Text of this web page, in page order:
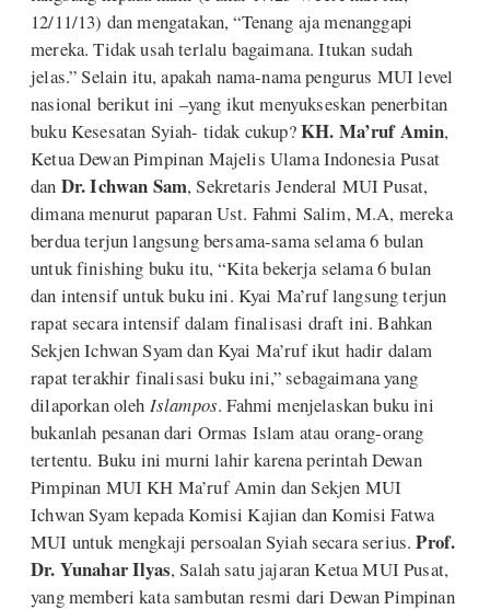
12/11/13) dan mengatakan, “Tenang aja menanggapi
mereka. Tidak usah terlalu bagaimana. Itukan sudah
jelas.” Selain itu, apakah nama-nama pengurus MUI level
nasional berikut ini –yang ikut menyukseskan penerbitan
buku Kesesatan Syiah- tidak cukup?KH. Ma’ruf Amin,
Ketua Dewan Pimpinan Majelis Ulama Indonesia Pusat
dan Dr. Ichwan Sam, Sekretaris Jenderal MUI Pusat,
dimana menurut paparan Ust. Fahmi Salim, M.A, mereka
berdua terjun langsung bersama-sama selama 6 bulan
untuk finishing buku itu, “Kita bekerja selama 6 bulan
dan intensif untuk buku ini. Kyai Ma’ruf langsung terjun
rapat secara intensif dalam finalisasi draft ini. Bahkan
Sekjen Ichwan Syam dan Kyai Ma’ruf ikut hadir dalam
rapat terakhir finalisasi buku ini,” sebagaimana yang
dilaporkan oleh Islampos. Fahmi menjelaskan buku ini
bukanlah pesanan dari Ormas Islam atau orang-orang
tertentu. Buku ini murni lahir karena perintah Dewan
Pimpinan MUI KH Ma’ruf Amin dan Sekjen MUI
Ichwan Syam kepada Komisi Kajian dan Komisi Fatwa
MUI untuk mengkaji persoalan Syiah secara serius.Prof.
Dr. Yunahar Ilyas, Salah satu jajaran Ketua MUI Pusat,
yang memberi kata sambutan resmi dari Dewan Pimpinan